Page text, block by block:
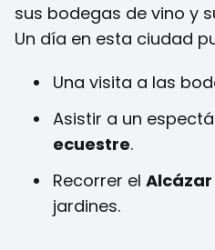
sus bodegas de vino y
Un día en esta ciudad
Una visita a las
Asistir a un
ecuestre.
Recorrer el
jardines.